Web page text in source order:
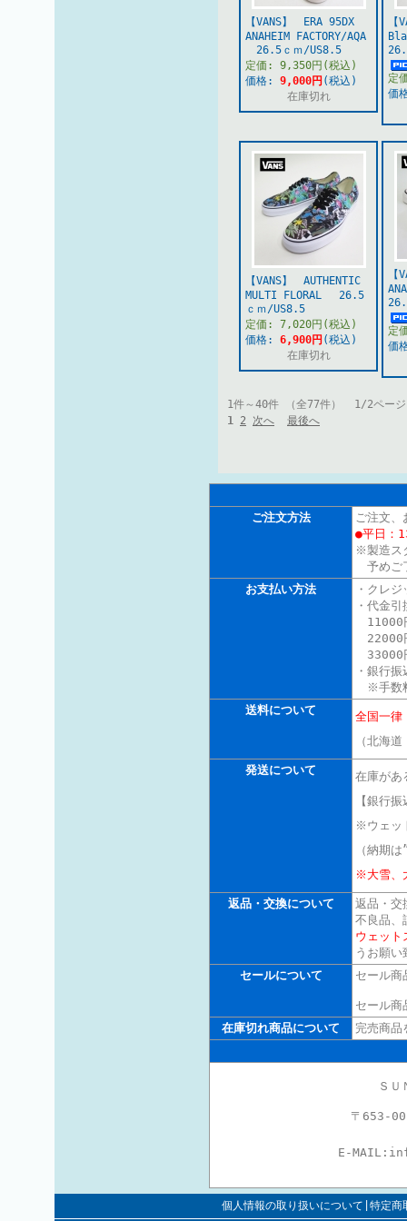
【VANS】 ERA 95DX
ANAHEIM FACTORY/AQA
26.5ｃｍ/US8.5
定価: 9,350円(税込)
価格: 9,000円 (税込)
在庫切れ
【
定
価
【VANS】 AUTHENTIC
MULTI FLORAL 26.5
ｃｍ/US8.5
定価: 7,020円(税込)
価格: 6,900円 (税込)
在庫切れ
定
価
1件～40件 （全77件） 1/2ページ
1 2 次へ 最後へ
ご注文方法
ご注文、
●平日：
※製造ス
予めご
お支払い方法
・クレ
・代金
11000
22000
33000
・銀行振
※手数
送料について
全国一
（北海
発送について
在庫があ
【銀行
※ウェッ
（納期
※大雪、
返品・交換について
返品・交
不良品、
ウェット
うお願
セールについて
セール商
セール商
在庫切れ商品について
完売商品
Ｓ
〒653-
E-MAIL:
個人情報の取り扱いについて|特定商